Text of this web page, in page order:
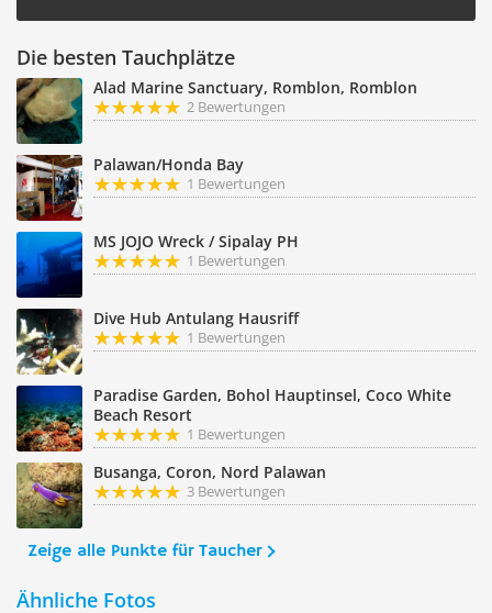
Die besten Tauchplätze
Alad Marine Sanctuary, Romblon, Romblon
2 Bewertungen
Palawan/Honda Bay
1 Bewertungen
MS JOJO Wreck / Sipalay PH
1 Bewertungen
Dive Hub Antulang Hausriff
1 Bewertungen
Paradise Garden, Bohol Hauptinsel, Coco White
Beach Resort
1 Bewertungen
Busanga, Coron, Nord Palawan
3 Bewertungen
Zeige alle Punkte für Taucher
Ähnliche Fotos